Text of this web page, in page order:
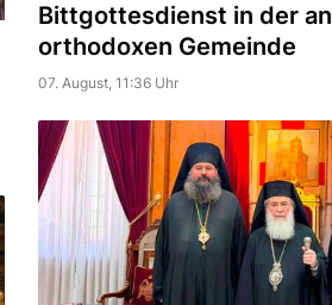
Bittgottesdienst in der
orthodoxen Gemeinde
07. August, 11:36 Uhr